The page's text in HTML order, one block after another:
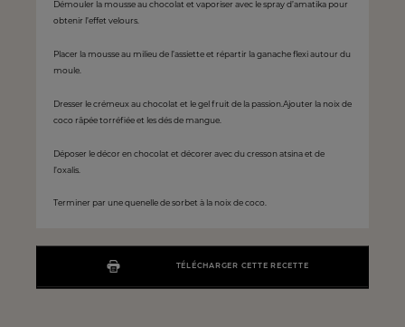
TÉLÉCHARGER CETTE RECETTE
Démouler la mousse au chocolat et vaporiser avec le spray d’amatika pour
obtenir l’effet velours.
Placer la mousse au milieu de l’assiette et répartir la ganache flexi autour du
moule.
Dresser le crémeux au chocolat et le gel fruit de la passion.Ajouter la noix de
coco râpée torréfiée et les dés de mangue.
Déposer le décor en chocolat et décorer avec du cresson atsina et de
l’oxalis.
Terminer par une quenelle de sorbet à la noix de coco.